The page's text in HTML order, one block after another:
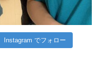
Instagram でフォロー